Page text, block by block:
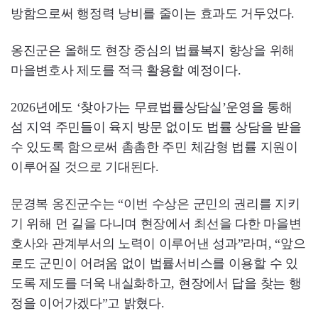
방함으로써 행정력 낭비를 줄이는 효과도 거두었다.
옹진군은 올해도 현장 중심의 법률복지 향상을 위해
마을변호사 제도를 적극 활용할 예정이다.
2026년에도 ‘찾아가는 무료법률상담실’운영을 통해
섬 지역 주민들이 육지 방문 없이도 법률 상담을 받을
수 있도록 함으로써 촘촘한 주민 체감형 법률 지원이
이루어질 것으로 기대된다.
문경복 옹진군수는 “이번 수상은 군민의 권리를 지키
기 위해 먼 길을 다니며 현장에서 최선을 다한 마을변
호사와 관계부서의 노력이 이루어낸 성과”라며, “앞으
로도 군민이 어려움 없이 법률서비스를 이용할 수 있
도록 제도를 더욱 내실화하고, 현장에서 답을 찾는 행
정을 이어가겠다”고 밝혔다.